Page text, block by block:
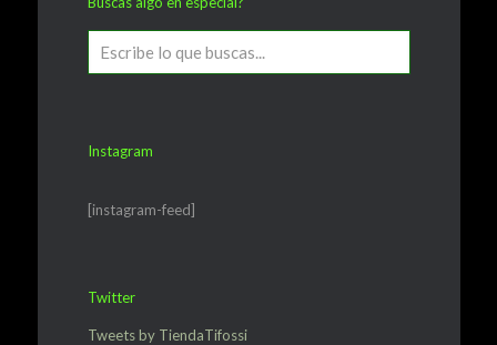
Instagram
[instagram-feed]
Twitter
Tweets by TiendaTifossi